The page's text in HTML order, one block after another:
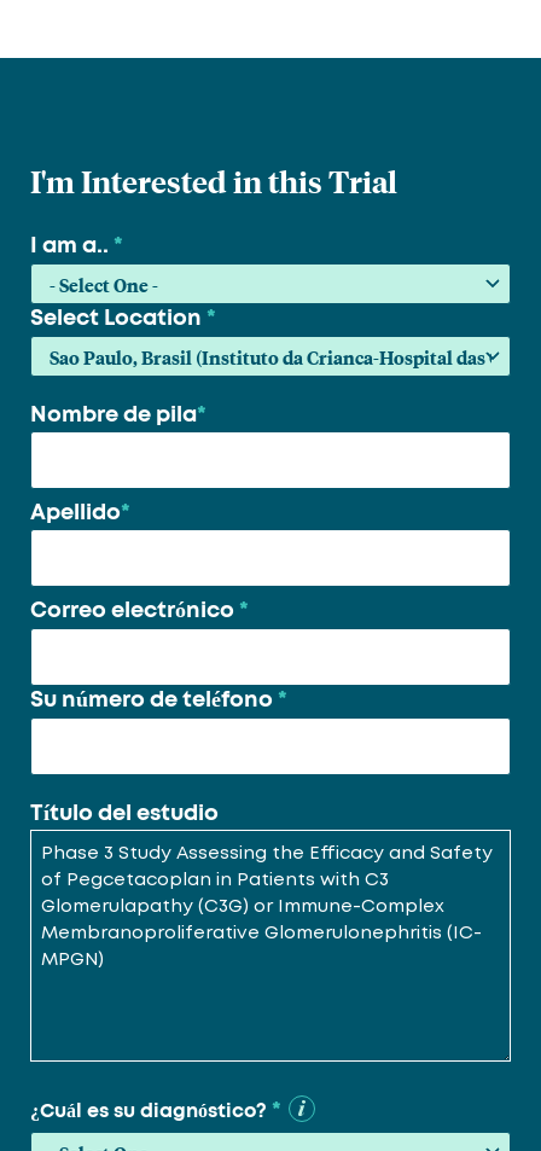
I'm Interested in this Trial
I am a.. *
Select Location *
Su
Nombre de pila*
Apellido*
Correo electrónico *
Su número de teléfono *
Título del estudio
¿Cuál es su diagnóstico? *